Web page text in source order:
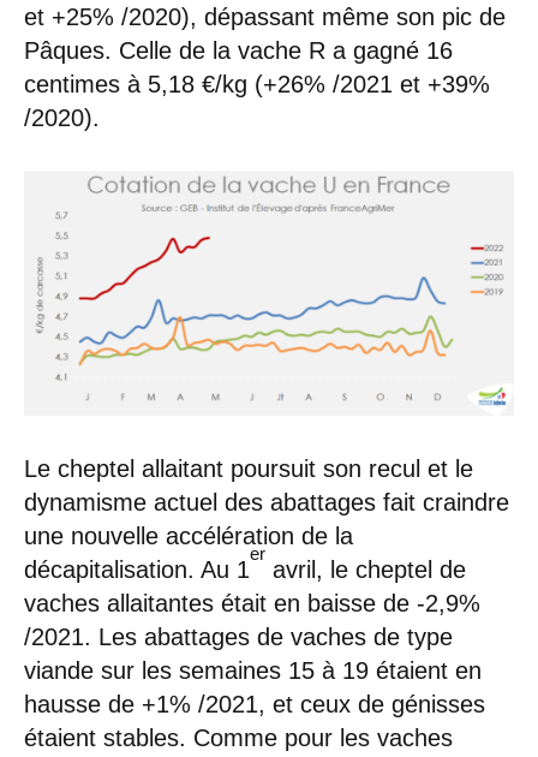
et +25% /2020), dépassant même son pic de
Pâques. Celle de la vache R a gagné 16
centimes à 5,18 €/kg (+26% /2021 et +39%
/2020).
Le cheptel allaitant poursuit son recul et le
dynamisme actuel des abattages fait craindre
une nouvelle accélération de la
décapitalisation. Au 1
er
avril, le cheptel de
vaches allaitantes était en baisse de -2,9%
/2021. Les abattages de vaches de type
viande sur les semaines 15 à 19 étaient en
hausse de +1% /2021, et ceux de génisses
étaient stables. Comme pour les vaches